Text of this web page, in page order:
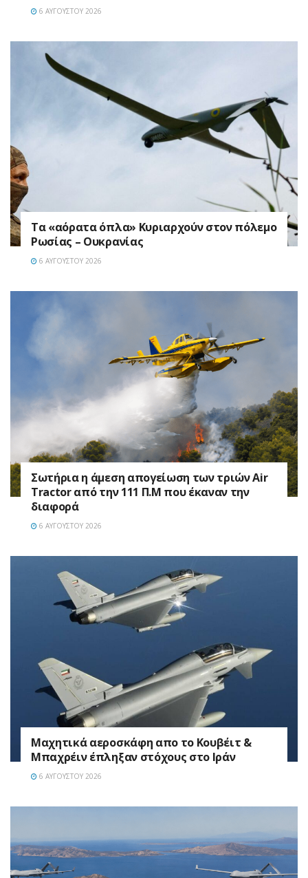
6 ΑΥΓΟΎΣΤΟΥ 2026
Τα «αόρατα όπλα» Κυριαρχούν στον πόλεμο
Ρωσίας – Ουκρανίας
6 ΑΥΓΟΎΣΤΟΥ 2026
Σωτήρια η άμεση απογείωση των τριών Air
Tractor από την 111 Π.M που έκαναν την
διαφορά
6 ΑΥΓΟΎΣΤΟΥ 2026
Mαχητικά αεροσκάφη απο το Κουβέιτ &
Μπαχρέιν έπληξαν στόχους στο Ιράν
6 ΑΥΓΟΎΣΤΟΥ 2026